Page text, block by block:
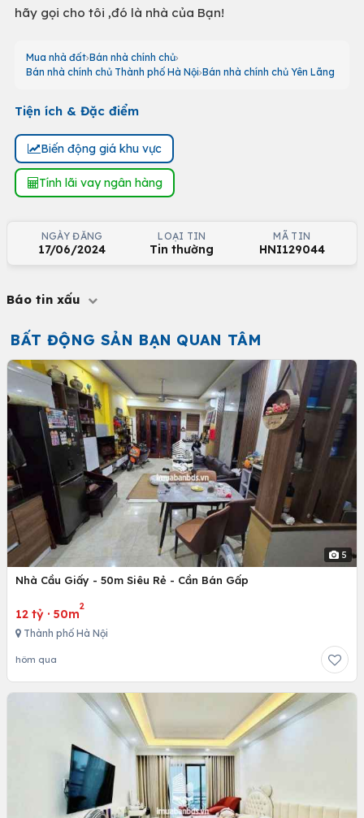
hãy gọi cho tôi ,đó là nhà của Bạn!
Mua nhà đất Bán nhà chính chủ
Bán nhà chính chủ Thành phố Hà Nội Bán nhà chính chủ Yên Lãng
Tiện ích & Đặc điểm
Biến động giá khu vực
Tính lãi vay ngân hàng
NGÀY ĐĂNG
17/06/2024
LOẠI TIN
Tin thường
MÃ TIN
HNI129044
Báo tin xấu
BẤT ĐỘNG SẢN BẠN QUAN TÂM
5
Nhà Cầu Giấy - 50m Siêu Rẻ - Cần Bán Gấp
12 tỷ · 50m
2
Thành phố Hà Nội
hôm qua